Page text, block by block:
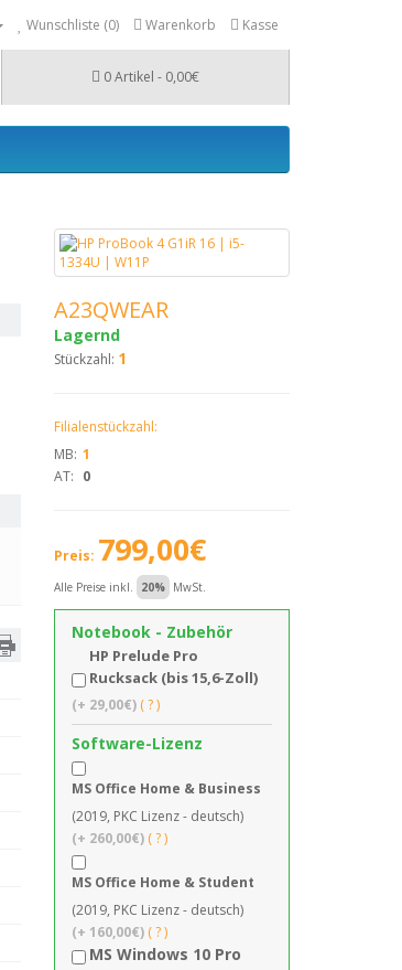
Wunschliste (0) Warenkorb Kasse
0 Artikel - 0,00€
A23QWEAR
Lagernd
Stückzahl: 1
Filialenstückzahl:
MB: 1
AT: 0
Preis: 799,00€
Alle Preise inkl. 20% MwSt.
Notebook - Zubehör
HP Prelude Pro
Rucksack (bis 15,6-Zoll)
(+ 29,00€) ( ? )
Software-Lizenz
MS Office Home & Business
(2019, PKC Lizenz - deutsch)
(+ 260,00€) ( ? )
MS Office Home & Student
(2019, PKC Lizenz - deutsch)
(+ 160,00€) ( ? )
MS Windows 10 Pro